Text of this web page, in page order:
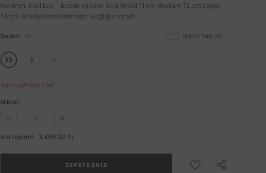
the Amni Soul Eco Bacak içinden ölçü Small 71 cm Medium 72 cm Large
74 cm. Brezilya’da üretilmiştir. Sağlığa zararlı...
BEDEN TABLOSU
Beden : XS
XS S
Hurry up! only 2 left
Miktar:
Ara toplam: 3,499.00 TL